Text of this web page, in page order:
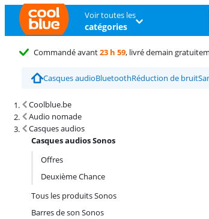
Voir toutes les
catégories
Commandé avant23 h 59, livré demain
Casques audioBluetoothRéduction de bruit
Coolblue.be
Audio nomade
Casques audios
Casques audios Sonos
Offres
Deuxième Chance
Tous les produits Sonos
Barres de son Sonos
Résultats de recherche et tri